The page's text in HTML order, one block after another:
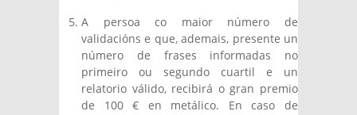
A persoa co maior número de
validacións e que, ademais, presente un
número de frases informadas no
primeiro ou segundo cuartil e un
relatorio válido, recibirá o gran premio
de 100 € en metálico. En caso de